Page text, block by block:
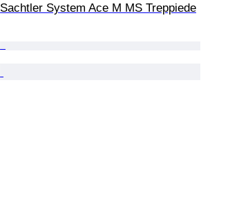
Sachtler System Ace M MS Treppiede